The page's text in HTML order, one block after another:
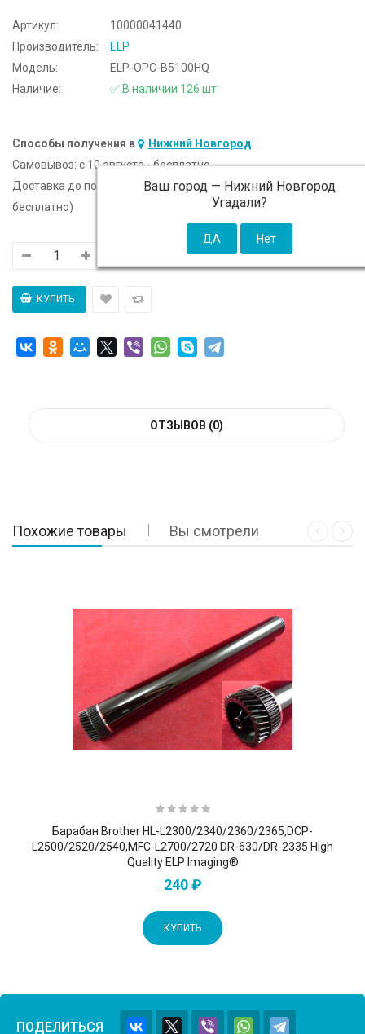
Артикул:
10000041440
Производитель:
ELP
Модель:
ELP-OPC-B5100HQ
Наличие:
✅ В наличии 126 шт
Способы получения в Нижний Новгород
Ваш город — Нижний Новгород
Угадали?
Самовывоз: c 10 августа - бесплатно
Доставка до подъезда:
c 10 августа - 300 ₽ (от 5 000 ₽
бесплатно)
ОТЗЫВОВ (0)
Похожие товары Вы смотрели
Барабан Brother HL-L2300/2340/2360/2365,DCP-
L2500/2520/2540,MFC-L2700/2720 DR-630/DR-2335 High
Quality ELP Imaging®
240 ₽
КУПИТЬ
ПОДЕЛИТЬСЯ